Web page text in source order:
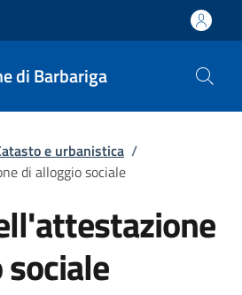
di Barbariga
e urbanistica /
di alloggio sociale